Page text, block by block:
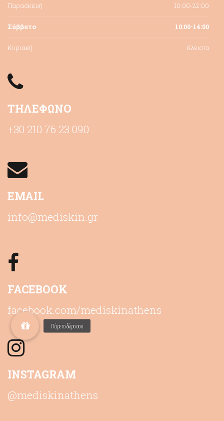
Παρασκευή 10:00-22:00
Σάββατο 10:00-14:00
Κυριακή Κλειστα
ΤΗΛΕΦΩΝΟ
+30 210 76 23 090
EMAIL
info@mediskin.gr
FACEBOOK
facebook.com/mediskinathens
INSTAGRAM
@mediskinathens